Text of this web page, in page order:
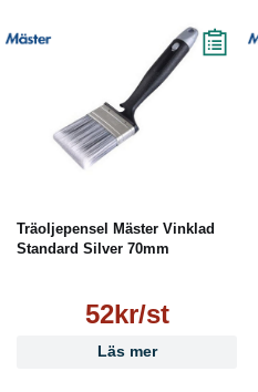
Träoljepensel Mäster Vinklad
Standard Silver 70mm
52kr/st
Läs mer